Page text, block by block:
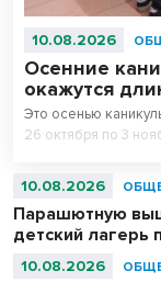
10.08.2026
Осенние
окажутся
Это осенью
26 октября по 3
10.08.2026
Парашютную
детский лагерь
10.08.2026